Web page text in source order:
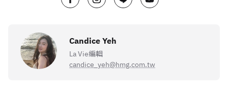
Candice Yeh
La Vie編輯
candice_yeh@hmg.com.tw